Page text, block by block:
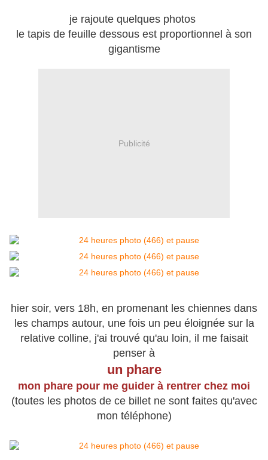
je rajoute quelques photos
le tapis de feuille dessous est proportionnel à son
gigantisme
Publicité
hier soir, vers 18h, en promenant les chiennes dans
les champs autour, une fois un peu éloignée sur la
relative colline, j'ai trouvé qu'au loin, il me faisait
penser à
un phare
mon phare pour me guider à rentrer chez moi
(toutes les photos de ce billet ne sont faites qu'avec
mon téléphone)